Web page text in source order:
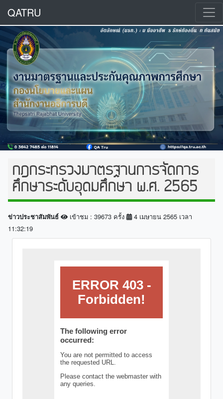
QATRU
กฎกระทรวงมาตรฐานการจัดการ
ศึกษาระดับอุดมศึกษา พ.ศ. 2565
ข่าวประชาสัมพันธ์ เข้าชม : 39673 ครั้ง
4 เมษายน 2565 เวลา
11:32:19